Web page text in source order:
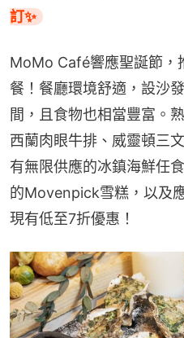
訂✨
MoMo Café響應聖誕節，
餐！餐廳環境舒適，設沙
間，且食物也相當豐富。
西蘭肉眼牛排、威靈頓三
有無限供應的冰鎮海鮮任
的Movenpick雪糕，以及
現有低至7折優惠！